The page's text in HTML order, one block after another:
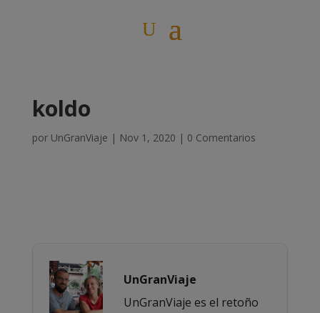
koldo
por UnGranViaje | Nov 1, 2020 | 0 Comentarios
UnGranViaje
UnGranViaje es el retoño